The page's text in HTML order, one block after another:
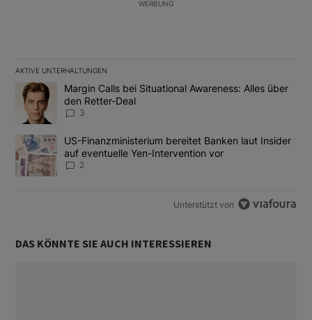
WERBUNG
AKTIVE UNTERHALTUNGEN
Das Folgende ist eine Liste der am meisten kommentierten
Ein Trendartikel mit dem Titel "Margin Calls bei Situational
Margin Calls bei Situational Awareness: Alles über
den Retter-Deal
3
Ein Trendartikel mit dem Titel "US-Finanzministerium bereitet
US-Finanzministerium bereitet Banken laut Insider
auf eventuelle Yen-Intervention vor
2
Unterstützt von
DAS KÖNNTE SIE AUCH INTERESSIEREN